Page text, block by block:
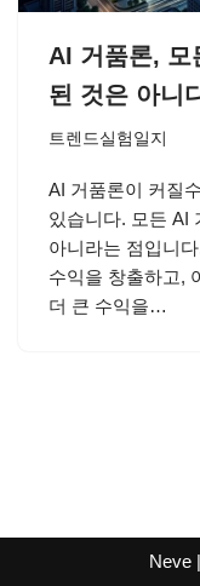
AI 거품론, 모
된 것은 아니
트렌드실험일지
AI 거품론이 커질
있습니다. 모든 AI
아니라는 점입니
수익을 창출하고,
더 큰 수익을…
Neve|